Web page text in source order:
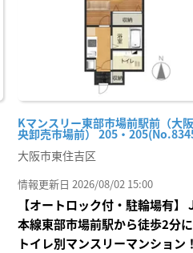
Kマンスリー東部市場前駅前（大
央卸売市場前） 205・
大阪市東住吉区
情報更新日 2026/08/02 15:00
【オートロック付・駐輪場有】
本線東部市場前駅から徒歩2分
トイレ別マンスリーマンション！